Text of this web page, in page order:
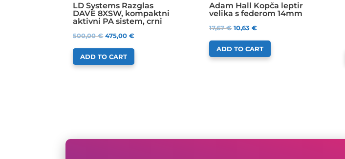
LD Systems Razglas
DAVE 8XSW, kompaktni
aktivni PA sistem, crni
500,00€ 475,00€
ADD TO CART
Adam Hall Kopča leptir
velika s federom 14mm
17,67€ 10,63€
ADD TO CART